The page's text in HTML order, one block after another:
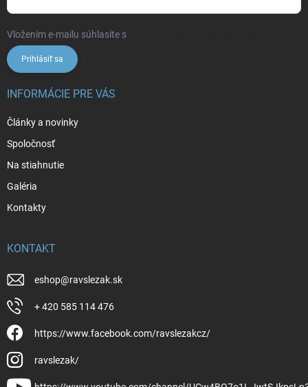
Vložením e-mailu súhlasíte s
Prihlásiť sa
INFORMÁCIE PRE VÁS
Články a novinky
Spoločnosť
Na stiahnutie
Galéria
Kontakty
KONTAKT
eshop@ravslezak.sk
+ 420 585 114 476
https://www.facebook.com/ravslezakcz/
ravslezak/